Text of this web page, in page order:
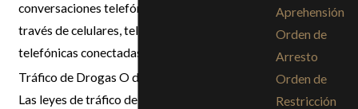
conversaciones telefónicas intervenidas (a
través de celulares, teléfonos portátiles o líneas
telefónicas conectadas a tierra).
Tráfico de Drogas O de Estupefacientes
Las leyes de tráfico de drogas de California
Aprehensión
Orden de
Arresto
Orden de
Restricción